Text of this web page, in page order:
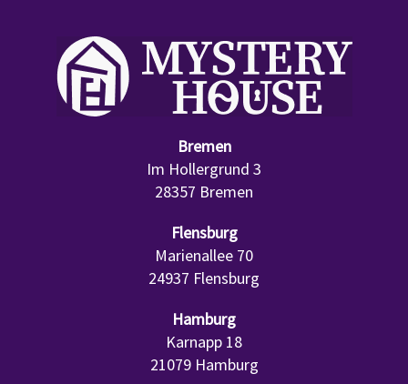
primary
navigation
Bremen
Im Hollergrund 3
28357 Bremen
Flensburg
Marienallee 70
24937 Flensburg
Hamburg
Karnapp 18
21079 Hamburg